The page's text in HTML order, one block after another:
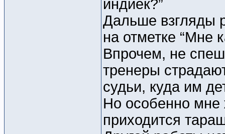
индиек?”
Дальше взгляды
на отметке “Мне
Впрочем, не
тренеры
судьи, куда им
Но особенно
приходится